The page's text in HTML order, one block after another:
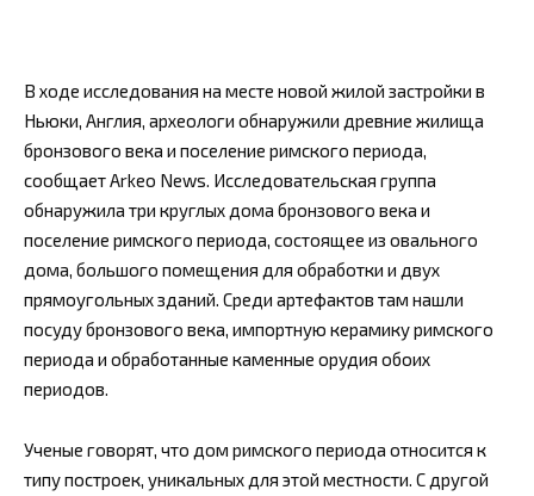
В ходе исследования на месте новой жилой застройки в
Ньюки, Англия, археологи обнаружили древние жилища
бронзового века и поселение римского периода,
сообщает Arkeo News. Исследовательская группа
обнаружила три круглых дома бронзового века и
поселение римского периода, состоящее из овального
дома, большого помещения для обработки и двух
прямоугольных зданий. Среди артефактов там нашли
посуду бронзового века, импортную керамику римского
периода и обработанные каменные орудия обоих
периодов.
Ученые говорят, что дом римского периода относится к
типу построек, уникальных для этой местности. С другой